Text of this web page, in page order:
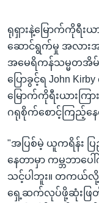
ရှာဖွေ
ရန်
နေရာ
သို့
ကျော်
ရန်
ဘာသာစကားများ
ရုရှားနဲ့မြောက်ကိုရီးယ
ဆောင်ရွက်မှု အလား
အမေရိကန်သမ္မတအိမ်
ပြောခွင့်ရ John
မြောက်ကိုရီးယား
ဂရုစိုက်စောင့်ကြည့်နေ
"အပြစ်မဲ့ ယူကရိန်း
နေတာမှာ ကမ္ဘဘာ
သင့်ပါဘူး။ တကယ်
ရှေ့ဆက်လုပ်ဖို့ဆုံးဖြ